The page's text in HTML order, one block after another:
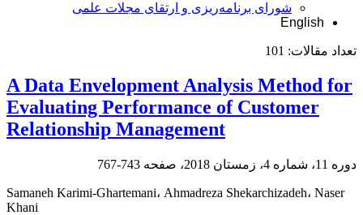
شورای برنامه‌ریزی و ارتقای مجلات علمی
English
تعداد مقالات: 101
A Data Envelopment Analysis Method for
Evaluating Performance of Customer
Relationship Management
دوره 11، شماره 4، زمستان 2018، صفحه 743-767
Samaneh Karimi-Ghartemani، Ahmadreza Shekarchizadeh، Naser
Khani